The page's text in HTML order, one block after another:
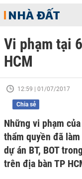
NHÀ ĐẤT
Vi phạm tại
HCM
12:59 | 01/07/2017
Chia sẻ
Những vi phạm
thẩm quyền đã
dự án BT, BOT
trên địa bàn TP